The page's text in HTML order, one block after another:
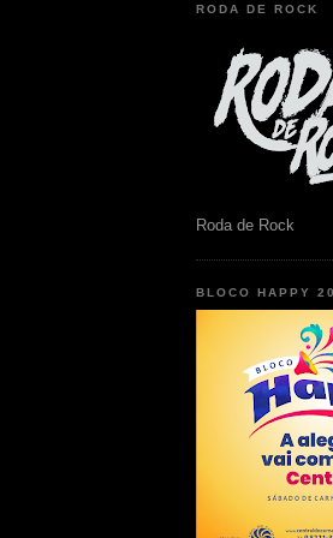
RODA DE ROCK
Roda de Rock
BLOCO HAPPY